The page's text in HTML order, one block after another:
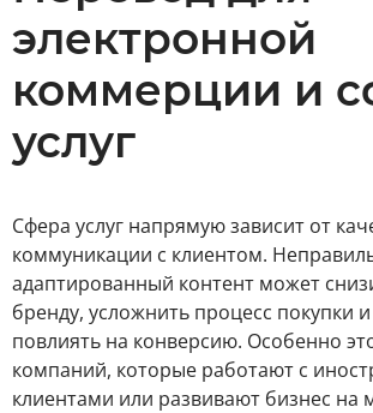
электронной
коммерции и
услуг
Сфера услуг напрямую зависит от
коммуникации с клиентом.
адаптированный контент может
бренду, усложнить процесс покупки
повлиять на конверсию. Особенно
компаний, которые работают с
клиентами или развивают бизнес на